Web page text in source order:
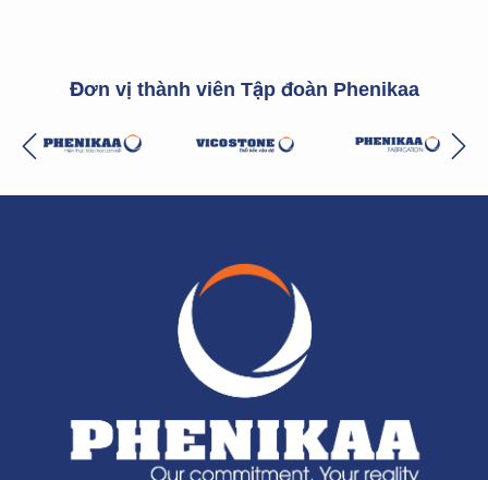
Đơn vị thành viên Tập đoàn Phenikaa